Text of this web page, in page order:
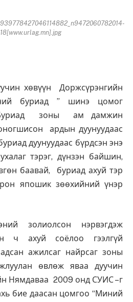
18[www.urlag.mn].jpg
хөвүүн Доржсүрэнгийн
буриад ” шинэ цомог
Буриад зоны ам дамжин
ардын дуунуудаас
дуунуудаас бүрдсэн энэ
тэрэг, дүнзэн байшин,
баавай, буриад ахуй тэр
япошик зөөхийний үнэр
золиолсон нэрвэгдэж
ч ахуй соёлоо гээлгүй
ажилсаг найрсаг зоны
өвлөж яваа дуучин
Нямдаваа 2009 онд СУИС –г
бие даасан цомгоо “Миний